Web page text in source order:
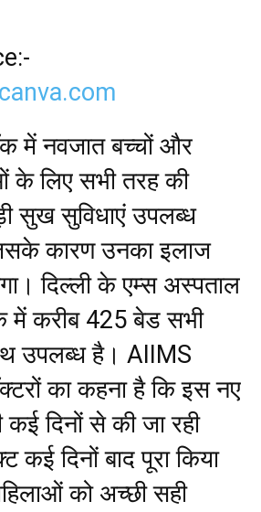
में नवजात बच्चों और
के लिए सभी तरह की
सुख सुविधाएं उपलब्ध
कारण उनका इलाज
दिल्ली के एम्स अस्पताल
में करीब 425 बेड सभी
उपलब्ध है। AIIMS
का कहना है कि इस नए
कई दिनों से की जा रही
कई दिनों बाद पूरा किया
को अच्छी सही